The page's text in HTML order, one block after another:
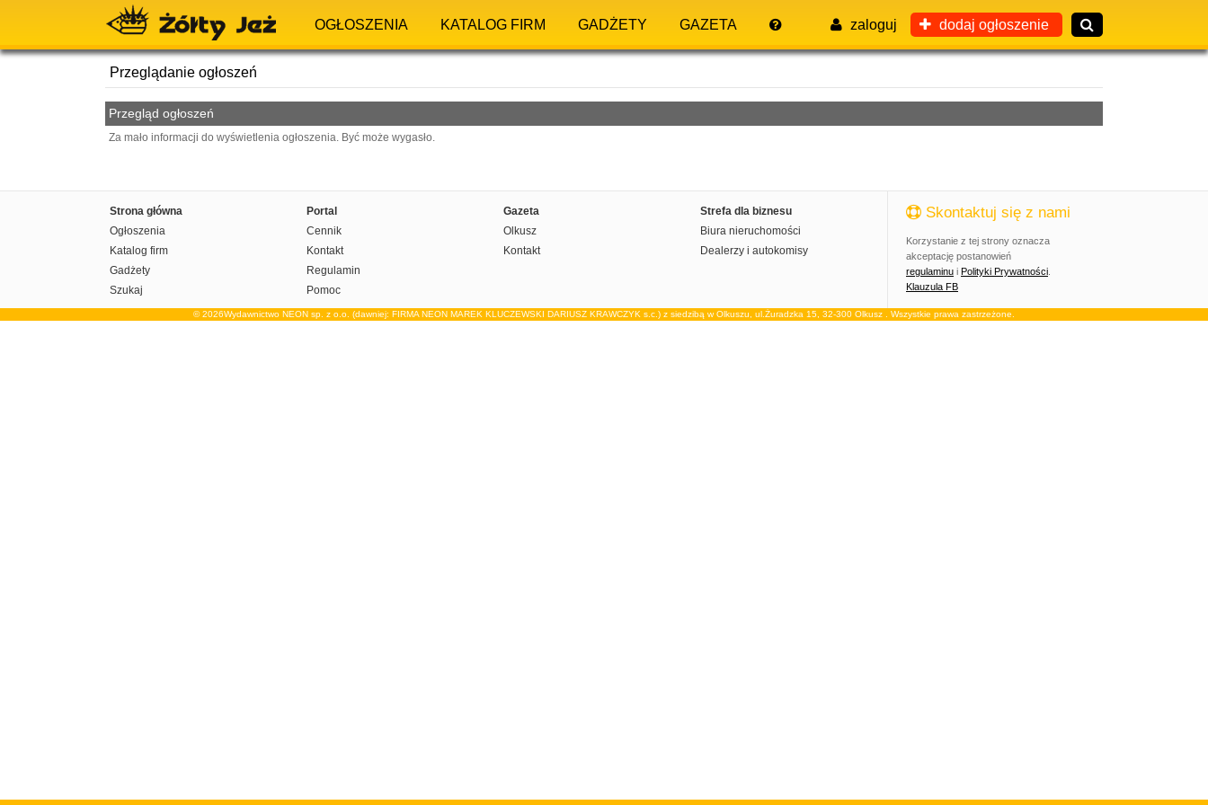
OGŁOSZENIA KATALOG FIRM GADŻETY GAZETA zaloguj dodaj ogłoszenie
Przeglądanie ogłoszeń
Przegląd ogłoszeń
Za mało informacji do wyświetlenia ogłoszenia. Być może wygasło.
Strona główna
Ogłoszenia
Katalog firm
Gadżety
Szukaj
Portal
Cennik
Kontakt
Regulamin
Pomoc
Gazeta
Olkusz
Kontakt
Strefa dla biznesu
Biura nieruchomości
Dealerzy i autokomisy
Skontaktuj się z nami
Korzystanie z tej strony oznacza
akceptację postanowień
regulaminu i Polityki Prywatności
Klauzula FB
© 2026Wydawnictwo NEON sp. z o.o. (dawniej: FIRMA NEON MAREK KLUCZEWSKI DARIUSZ KRAWCZYK s.c.) z siedzibą w Olkuszu, ul.Żuradzka 15, 32-300 Olkusz . Wszystkie prawa zastrzeżone.